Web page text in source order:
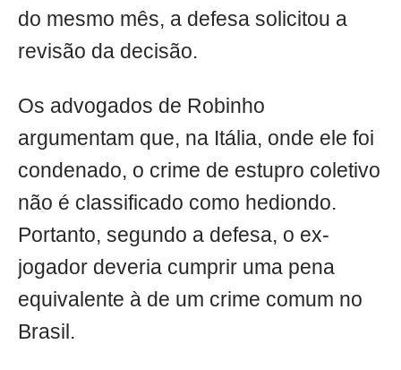
do mesmo mês, a defesa solicitou a
revisão da decisão.
Os advogados de Robinho
argumentam que, na Itália, onde ele foi
condenado, o crime de estupro coletivo
não é classificado como hediondo.
Portanto, segundo a defesa, o ex-
jogador deveria cumprir uma pena
equivalente à de um crime comum no
Brasil.